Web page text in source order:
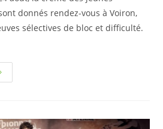
donnés rendez-vous à Voiron,
sélectives de bloc et difficulté.